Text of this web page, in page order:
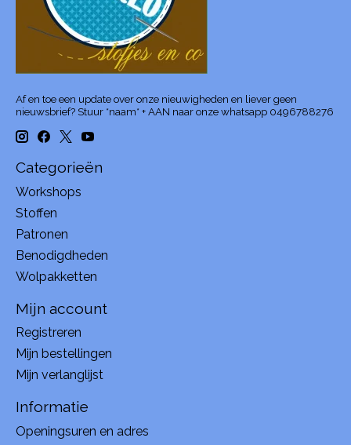
Af en toe een update over onze nieuwigheden en liever geen
nieuwsbrief? Stuur *naam* + AAN naar onze whatsapp 0496788276
Categorieën
Workshops
Stoffen
Patronen
Benodigdheden
Wolpakketten
Mijn account
Registreren
Mijn bestellingen
Mijn verlanglijst
Informatie
Openingsuren en adres